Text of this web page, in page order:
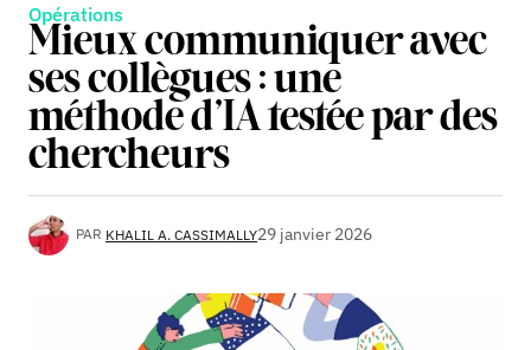
Opérations
Mieux communiquer avec
ses collègues : une
méthode d’IA testée par des
chercheurs
PAR KHALIL A. CASSIMALLY29 janvier 2026